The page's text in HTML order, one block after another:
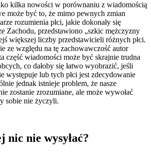
kilka nowości w porównaniu z wiadomością
może być to, że mimo pewnych zmian
rozumienia płci, jakie dokonały się
Zachodu, przedstawiono „szkic mężczyzny
większej liczby przedstawicieli różnych płci.
ze względu na tę zachowawczość autor
część wiadomości może być skrajnie trudna
co dałoby się łatwo wyobrazić, jeśli
występuje lub tych płci jest zdecydowanie
jednak istnieje problem, że nasze
zostanie zrozumiane, ale może wywołać
sobie nie życzyli.
nic nie wysyłać?